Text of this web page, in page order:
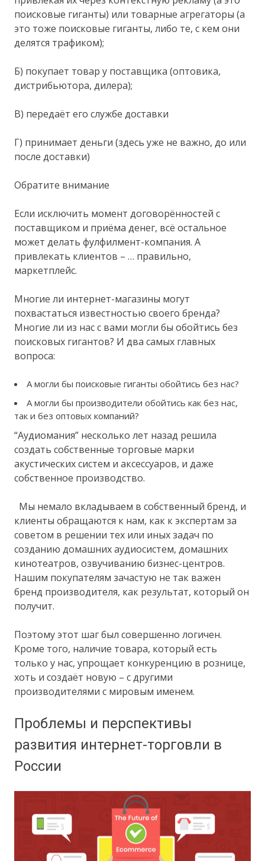
поисковые гиганты) или товарные агрегаторы (а
это тоже поисковые гиганты, либо те, с кем они
делятся трафиком);
Б) покупает товар у поставщика (оптовика,
дистрибьютора, дилера);
В) передаёт его службе доставки
Г) принимает деньги (здесь уже не важно, до или
после доставки)
Обратите внимание
Если исключить момент договорённостей с
поставщиком и приёма денег, всё остальное
может делать фулфилмент-компания. А
привлекать клиентов – … правильно,
маркетплейс.
Многие ли интернет-магазины могут
похвастаться известностью своего бренда?
Многие ли из нас с вами могли бы обойтись без
поисковых гигантов? И два самых главных
вопроса:
А могли бы поисковые гиганты обойтись без нас?
А могли бы производители обойтись как без нас,
так и без оптовых компаний?
“Аудиомания” несколько лет назад решила
создать собственные торговые марки
акустических систем и аксессуаров, и даже
собственное производство.
Мы немало вкладываем в собственный бренд, и
клиенты обращаются к нам, как к экспертам за
советом в решении тех или иных задач по
созданию домашних аудиосистем, домашних
кинотеатров, озвучиванию бизнес-центров.
Нашим покупателям зачастую не так важен
бренд производителя, как результат, который он
получит.
Поэтому этот шаг был совершенно логичен.
Кроме того, наличие товара, который есть
только у нас, упрощает конкуренцию в рознице,
хоть и создаёт новую – с другими
производителями с мировым именем.
Проблемы и перспективы
развития интернет-торговли в
России